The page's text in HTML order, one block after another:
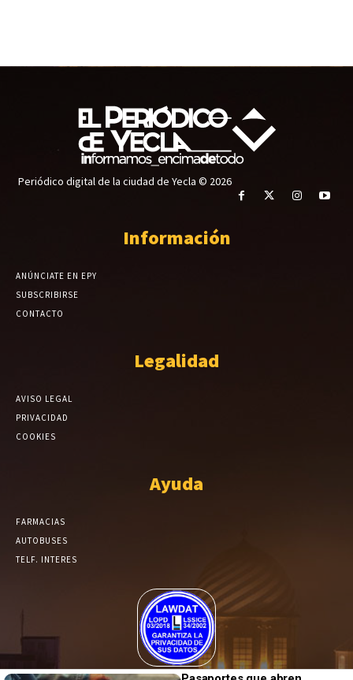
Periódico digital de la ciudad de Yecla © 2026
Información
ANÚNCIATE EN EPY
SUBSCRIBIRSE
CONTACTO
Legalidad
AVISO LEGAL
PRIVACIDAD
COOKIES
Ayuda
FARMACIAS
AUTOBUSES
TELF. INTERES